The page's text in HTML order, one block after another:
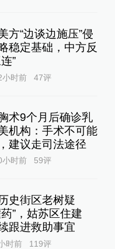
方“边谈边施压”侵
稳定基础，中方反
”
小时前 47评
术9个月后确诊乳
机构：手术不可能
建议走司法途径
小时前 59评
史街区老树疑
”，姑苏区住建
跟进救助事宜
时前 119评